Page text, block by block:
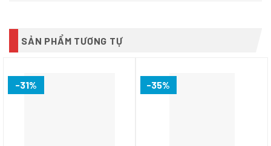
SẢN PHẨM TƯƠNG TỰ
-31% -35%